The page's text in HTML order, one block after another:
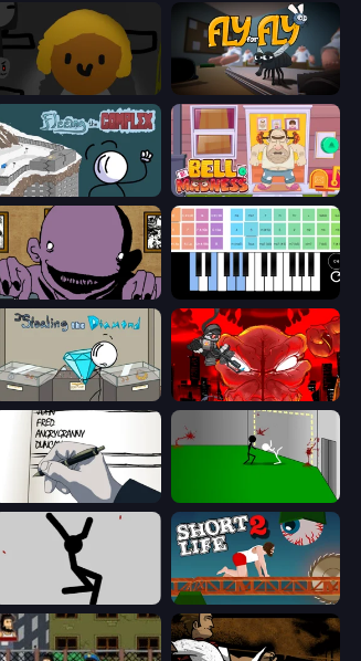
Fly for Fly
Fleeing the Complex Bell Madness
The Owner Is Dead Virtual Online Piano
Stealing the Diamond Madness Accelerant
Death Note Type
Short Life 2